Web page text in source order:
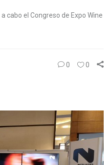
cabo el Congreso de Expo Wine
0 0